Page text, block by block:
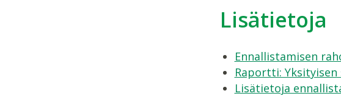
Lisätietoja
Ennallistamisen
Raportti:
Lisätietoja